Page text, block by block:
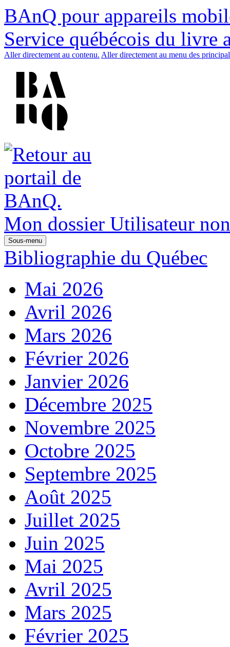
BAnQ pour appareils
Service québécois du livre
Aller directement au contenu. Aller directement au menu des
Mon dossier Utilisateur
Sous-menu
Bibliographie du Québec
Mai 2026
Avril 2026
Mars 2026
Février 2026
Janvier 2026
Décembre 2025
Novembre 2025
Octobre 2025
Septembre 2025
Août 2025
Juillet 2025
Juin 2025
Mai 2025
Avril 2025
Mars 2025
Février 2025